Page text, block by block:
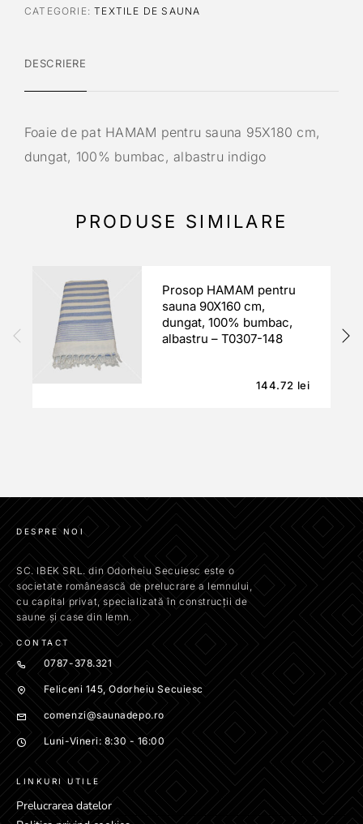
CATEGORIE:TEXTILE DE SAUNA
DESCRIERE
Foaie de pat HAMAM pentru sauna 95X180 cm,
dungat, 100% bumbac, albastru indigo
PRODUSE SIMILARE
Prosop HAMAM pentru
sauna 90X160 cm,
dungat, 100% bumbac,
albastru – T0307-148
144.72 lei
DESPRE NOI
SC. IBEK SRL. din Odorheiu Secuiesc este o
societate românească de prelucrare a lemnului,
cu capital privat, specializată în construcții de
saune și case din lemn.
CONTACT
0787-378.321
Feliceni 145, Odorheiu Secuiesc
comenzi@saunadepo.ro
Luni-Vineri: 8:30 - 16:00
LINKURI UTILE
Prelucrarea datelor